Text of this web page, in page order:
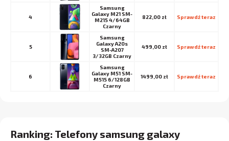
4
Samsung
Galaxy M21 SM-
M215 4/64GB
Czarny
822,00 zł Sprawdź teraz
5
Samsung
Galaxy A20s
SM-A207
3/32GB Czarny
499,00 zł Sprawdź teraz
6
Samsung
Galaxy M51 SM-
M515 6/128GB
Czarny
1499,00 zł Sprawdź teraz
Ranking: Telefony samsung galaxy